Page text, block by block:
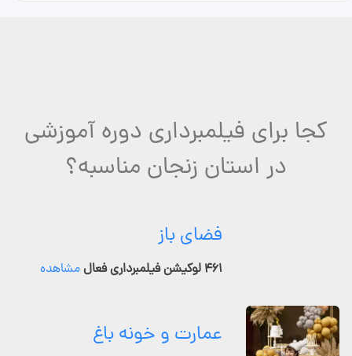
کجا برای فیلمبرداری دوره آموزشی
در استان زنجان مناسبه؟
فضای باز
۴۶۱ لوکیشن فیلمبرداری فعال مشاهده
عمارت و خونه باغ